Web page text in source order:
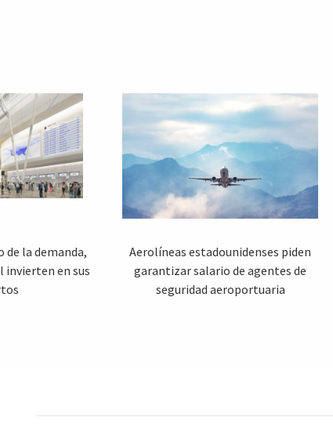
de la demanda,
invierten en sus
Aerolíneas estadounidenses piden
garantizar salario de agentes de
seguridad aeroportuaria